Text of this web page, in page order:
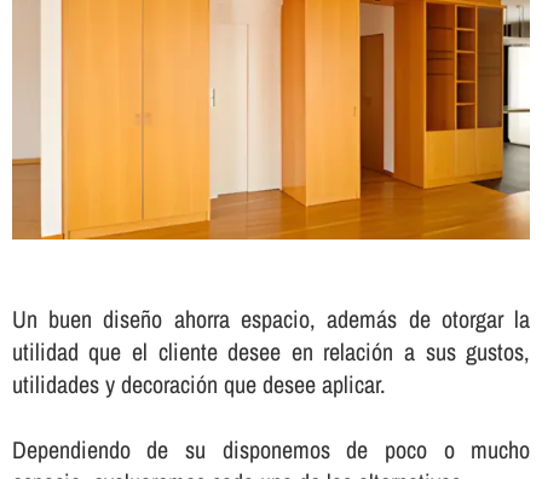
Un buen diseño ahorra espacio, además de otorgar la
utilidad que el cliente desee en relación a sus gustos,
utilidades y decoración que desee aplicar.
Dependiendo de su disponemos de poco o mucho